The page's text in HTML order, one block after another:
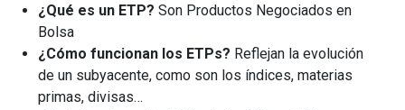
¿Qué es un ETP? Son Productos Negociados en
Bolsa
¿Cómo funcionan los ETPs? Reflejan la evolución
de un subyacente, como son los índices, materias
primas, divisas…